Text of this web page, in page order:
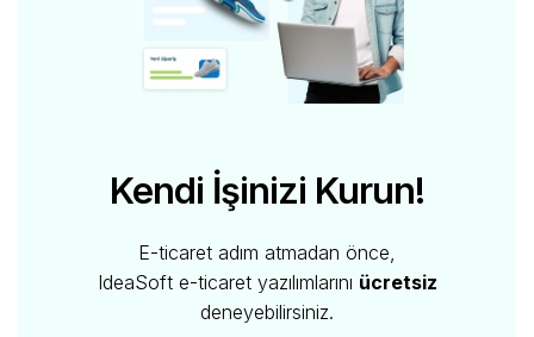
Kendi İşinizi Kurun!
E-ticaret adım atmadan önce,
IdeaSoft e-ticaret yazılımlarını ücretsiz
deneyebilirsiniz.